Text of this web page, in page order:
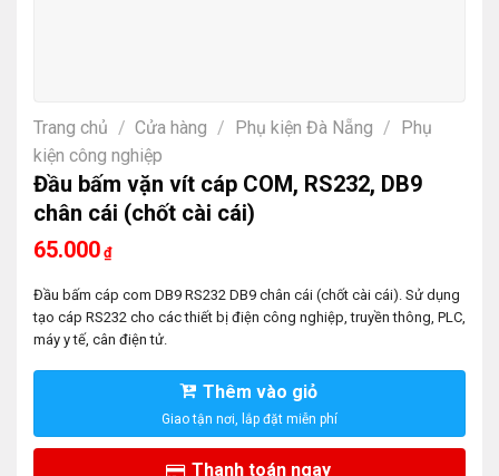
Trang chủ / Cửa hàng / Phụ kiện Đà Nẵng /
Phụ
kiện công nghiệp
Đầu bấm vặn vít cáp COM, RS232, DB9
chân cái (chốt cài cái)
65.000 ₫
Đầu bấm cáp com DB9 RS232 DB9 chân cái (chốt cài cái). Sử dụng
tạo cáp RS232 cho các thiết bị điện công nghiệp, truyền thông, PLC,
máy y tế, cân điện tử.
Thêm vào giỏ
Thanh toán ngay